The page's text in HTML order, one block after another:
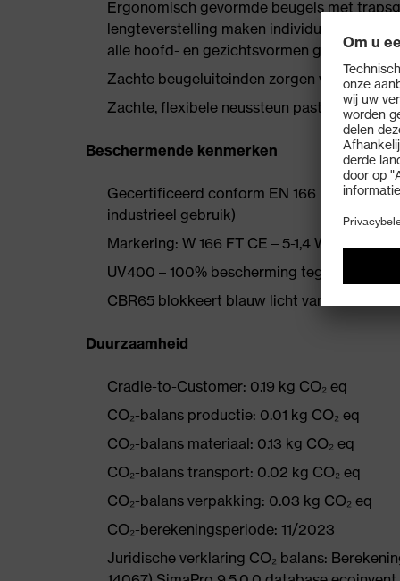
Ergonomisch gevormde beugels met
lengteverstelling maken individuele
alle hoofd- en gezichtsvormen
Zachte beugeluiteinden zorgen voor
Zachte, flexibele neussteun past zich aan
Beschermende kenmerken
Gecertificeerd conform EN 166
industrieel gebruik)
Markering: W 166 FT CE – 5-1,4 W1 FTKN CE
UV400 – 100% bescherming tegen
CBR65 blokkeert blauw licht van de zon en
Duurzaamheid
Cradle-to-Customer: 0.19 kg CO₂ eq
CO₂-balans productie: 0.01 kg CO₂ eq
CO₂-balans materiaal: 0.13 kg CO₂ eq
CO₂-balans transport: 0.02 kg CO₂ eq
CO₂-balans verpakking: 0.03 kg CO₂ eq
CO₂-berekeningsperiode: 11/2023
Juridische verklaring CO₂ balans: